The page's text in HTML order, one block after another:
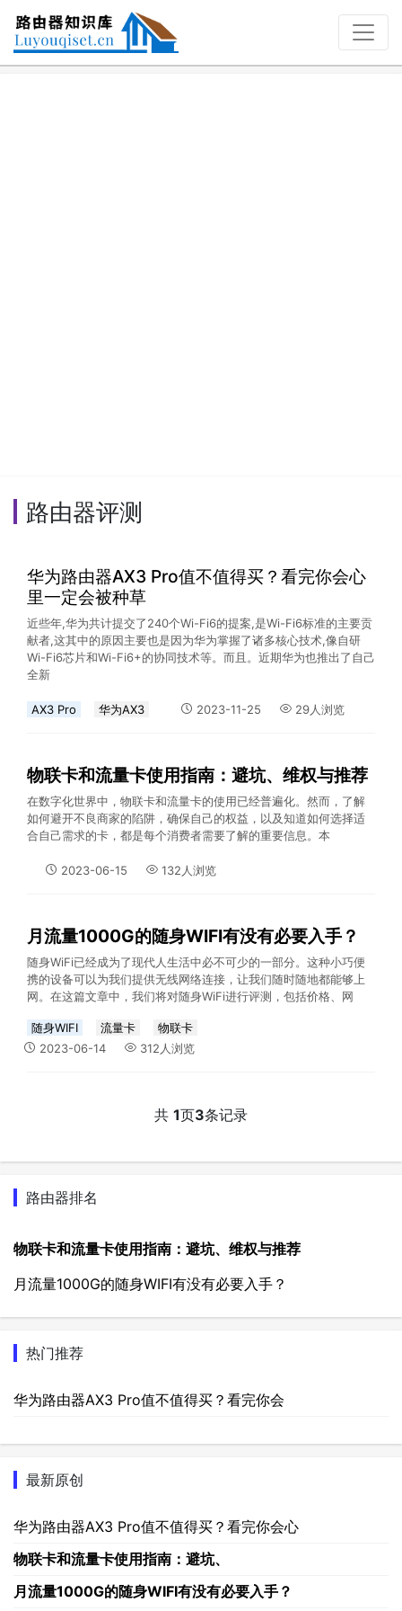
路由器评测
华为路由器AX3 Pro值不值得买？看完你会心
里一定会被种草
近些年,华为共计提交了240个Wi-Fi6的提案,是Wi-Fi6标准的主要贡
献者,这其中的原因主要也是因为华为掌握了诸多核心技术,像自研
Wi-Fi6芯片和Wi-Fi6+的协同技术等。而且。近期华为也推出了自己
全新
AX3 Pro 华为AX3 2023-11-25 29人浏览
物联卡和流量卡使用指南：避坑、维权与推荐
在数字化世界中，物联卡和流量卡的使用已经普遍化。然而，了解
如何避开不良商家的陷阱，确保自己的权益，以及知道如何选择适
合自己需求的卡，都是每个消费者需要了解的重要信息。本
2023-06-15 132人浏览
月流量1000G的随身WIFI有没有必要入手？
随身WiFi已经成为了现代人生活中必不可少的一部分。这种小巧便
携的设备可以为我们提供无线网络连接，让我们随时随地都能够上
网。在这篇文章中，我们将对随身WiFi进行评测，包括价格、网
随身WIFI 流量卡
物联卡
2023-06-14
312人浏览
共 1页3条记录
路由器排名
物联卡和流量卡使用指南：避坑、维权与推荐
月流量1000G的随身WIFI有没有必要入手？
热门推荐
华为路由器AX3 Pro值不值得买？看完你会
最新原创
华为路由器AX3 Pro值不值得买？看完你会心
物联卡和流量卡使用指南：避坑、
月流量1000G的随身WIFI有没有必要入手？